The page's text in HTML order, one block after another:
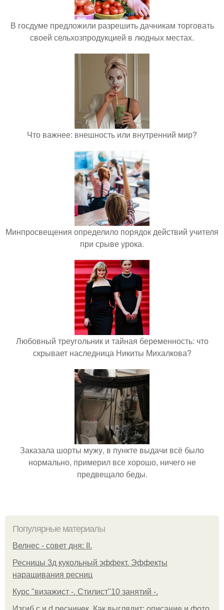
В госдуме предложили разрешить дачникам торговать
своей сельхозпродукцией в людных местах.
Что важнее: внешность или внутренний мир?
Минпросвещения определило порядок действий учителя
при срыве урока.
Любовный треугольник и тайная беременность: что
скрывает наследница Никиты Михалкова?
Заказала шорты мужу, в пункте выдачи всё было
нормально, примерил все хорошо, ничего не
предвещало беды.
Популярные материалы
Велнес - совет дня: II.
Ресницы 3д кукольный эффект. Эффекты
наращивания ресниц
Курс "визажист -. Стилист"10 занятий -.